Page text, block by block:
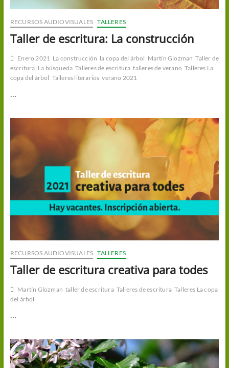
RECURSOS AUDIOVISUALES TALLERES
Taller de escritura: La construcción
Enero 2021 La construcción la copa del árbol Martín Glozman Taller de
escritura: La búsqueda Talleres de escritura talleres de verano Talleres La
copa del árbol Talleres literarios verano 2021
RECURSOS AUDIOVISUALES TALLERES
Taller de escritura creativa para todes
Martín Glozman taller de escritura Talleres de escritura Talleres La copa
del árbol